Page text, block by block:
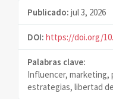
Publicado: jul 3, 2026
DOI: https://doi.org/
Palabras clave:
Influencer, marketing,
estrategias, libertad